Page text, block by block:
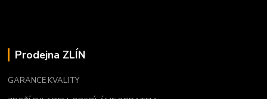
Prodejna ZLÍN
GARANCE KVALITY